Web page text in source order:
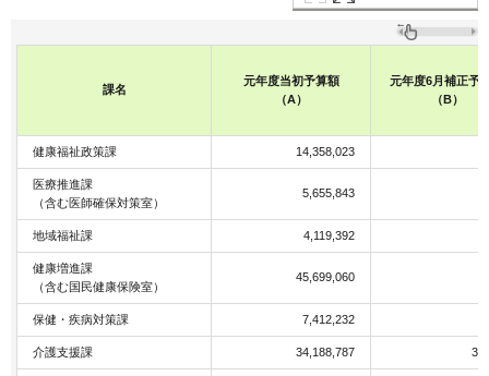
課名
元年度当初予算額
（A）
元年度6月補正予
（B）
健康福祉政策課 14,358,023
医療推進課
（含む医師確保対策室）
5,655,843
地域福祉課 4,119,392
健康増進課
（含む国民健康保険室）
45,699,060
保健・疾病対策課 7,412,232
介護支援課 34,188,787